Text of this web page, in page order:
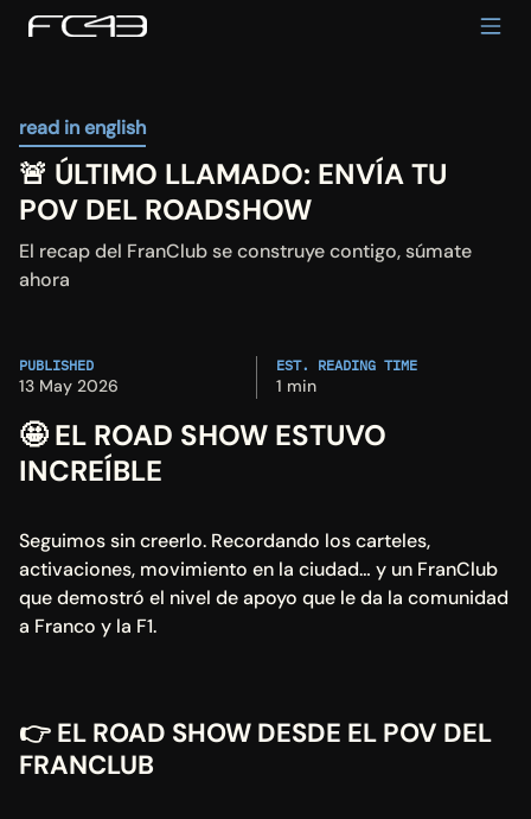
read in english
🚨 ÚLTIMO LLAMADO: ENVÍA TU
POV DEL ROADSHOW
El recap del FranClub se construye contigo, súmate
ahora
PUBLISHED
13 May 2026
EST. READING TIME
1 min
🤩 EL ROAD SHOW ESTUVO
INCREÍBLE
Seguimos sin creerlo. Recordando los carteles,
activaciones, movimiento en la ciudad… y un FranClub
que demostró el nivel de apoyo que le da la comunidad
a Franco y la F1.
👉 EL ROAD SHOW DESDE EL POV DEL
FRANCLUB